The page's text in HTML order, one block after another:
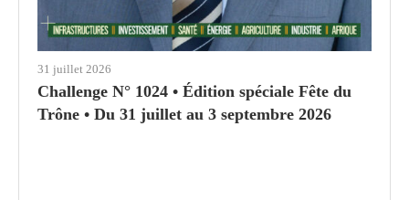
31 juillet 2026
Challenge N° 1024 • Édition spéciale Fête du
Trône • Du 31 juillet au 3 septembre 2026